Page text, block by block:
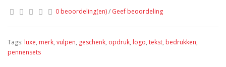
0 beoordeling(en)/ Geef beoordeling
Tags: luxe, merk, vulpen, geschenk, opdruk, logo, tekst, bedrukken,
pennensets